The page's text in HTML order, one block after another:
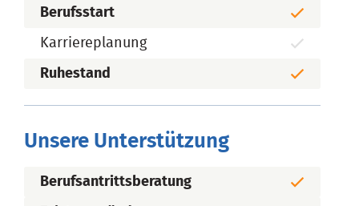
Berufsstart
Karriereplanung
Ruhestand
Unsere Unterstützung
Berufsantrittsberatung